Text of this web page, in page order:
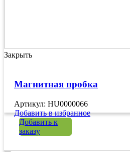
Закрыть
Магнитная пробка
Артикул: HU0000066
Добавить в избранное
Добавить к
заказу